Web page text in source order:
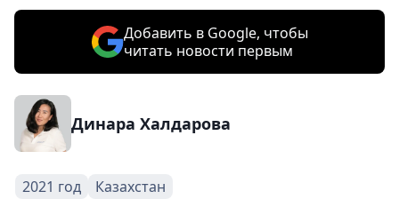
Добавить в Google, чтобы
читать новости первым
Динара Халдарова
2021 год Казахстан